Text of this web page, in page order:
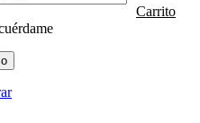
Carrito